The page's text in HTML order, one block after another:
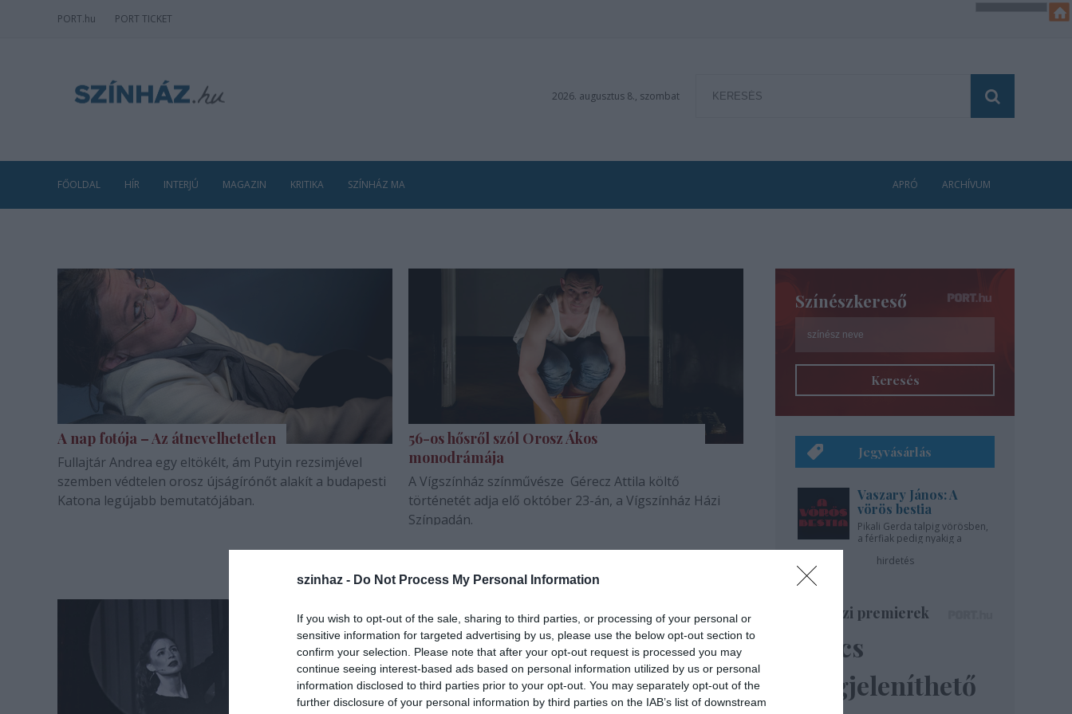
szinhaz - Do Not Process My Personal Information
If you wish to opt-out of the sale, sharing to third parties, or processing of your personal or
sensitive information for targeted advertising by us, please use the below opt-out section to
confirm your selection. Please note that after your opt-out request is processed you may
continue seeing interest-based ads based on personal information utilized by us or personal
information disclosed to third parties prior to your opt-out. You may separately opt-out of the
further disclosure of your personal information by third parties on the IAB’s list of downstream
PORT.hu PORT TICKET
2026. augusztus 8., szombat
FŐOLDAL HÍR INTERJÚ MAGAZIN KRITIKA SZÍNHÁZ MA APRÓ ARCHÍVUM
A nap fotója – Az átnevelhetetlen
Fullajtár Andrea egy eltökélt, ám Putyin rezsimjével
szemben védtelen orosz újságírónőt alakít a budapesti
Katona legújabb bemutatójában.
56-os hősről szól Orosz Ákos
monodrámája
A Vígszínház színművésze Gérecz Attila költő
történetét adja elő október 23-án, a Vígszínház Házi
Színpadán.
Színészkereső
Keresés
Jegyvásárlás
Vaszary János: A
vörös bestia
Pikali Gerda talpig vörösben,
a férfiak pedig nyakig a
hirdetés
Színházi premierek
Nincs
megjeleníthető